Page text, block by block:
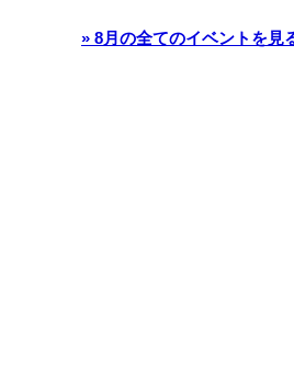
» 8月の全てのイベントを見